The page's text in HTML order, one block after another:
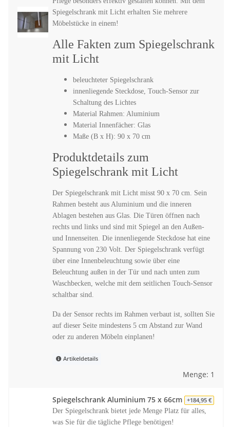
Spiegelschrank mit Licht erhalten Sie mehrere
Möbelstücke in einem!
Alle Fakten zum Spiegelschrank
mit Licht
beleuchteter Spiegelschrank
innenliegende Steckdose, Touch-Sensor zur
Schaltung des Lichtes
Material Rahmen: Aluminium
Material Innenfächer: Glas
Maße (B x H): 90 x 70 cm
Produktdetails zum
Spiegelschrank mit Licht
Der Spiegelschrank mit Licht misst 90 x 70 cm. Sein
Rahmen besteht aus Aluminium und die inneren
Ablagen bestehen aus Glas. Die Türen öffnen nach
rechts und links und sind mit Spiegel an den Außen-
und Innenseiten. Die innenliegende Steckdose hat eine
Spannung von 230 Volt. Der Spiegelschrank verfügt
über eine Innenbeleuchtung sowie über eine
Beleuchtung außen in der Tür und nach unten zum
Waschbecken, welche mit dem seitlichen Touch-Sensor
schaltbar sind.
Da der Sensor rechts im Rahmen verbaut ist, sollten Sie
auf dieser Seite mindestens 5 cm Abstand zur Wand
oder zu anderen Möbeln einplanen!
Artikeldetails
Menge: 1
Spiegelschrank Aluminium 75 x 66cm +184,95 €
Der Spiegelschrank bietet jede Menge Platz für alles,
was Sie für die tägliche Pflege benötigen!